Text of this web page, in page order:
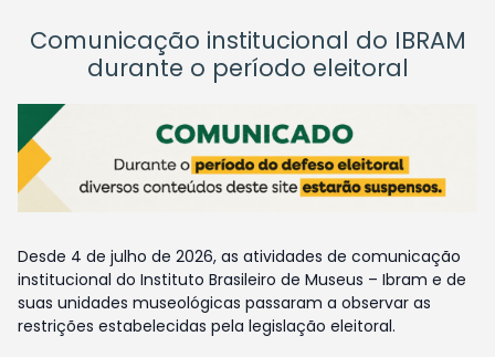
Comunicação institucional do IBRAM
durante o período eleitoral
Desde 4 de julho de 2026, as atividades de comunicação
institucional do Instituto Brasileiro de Museus – Ibram e de
suas unidades museológicas passaram a observar as
restrições estabelecidas pela legislação eleitoral.